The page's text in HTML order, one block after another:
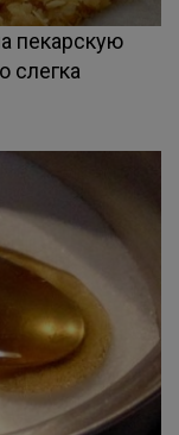
пекарскую
слегка